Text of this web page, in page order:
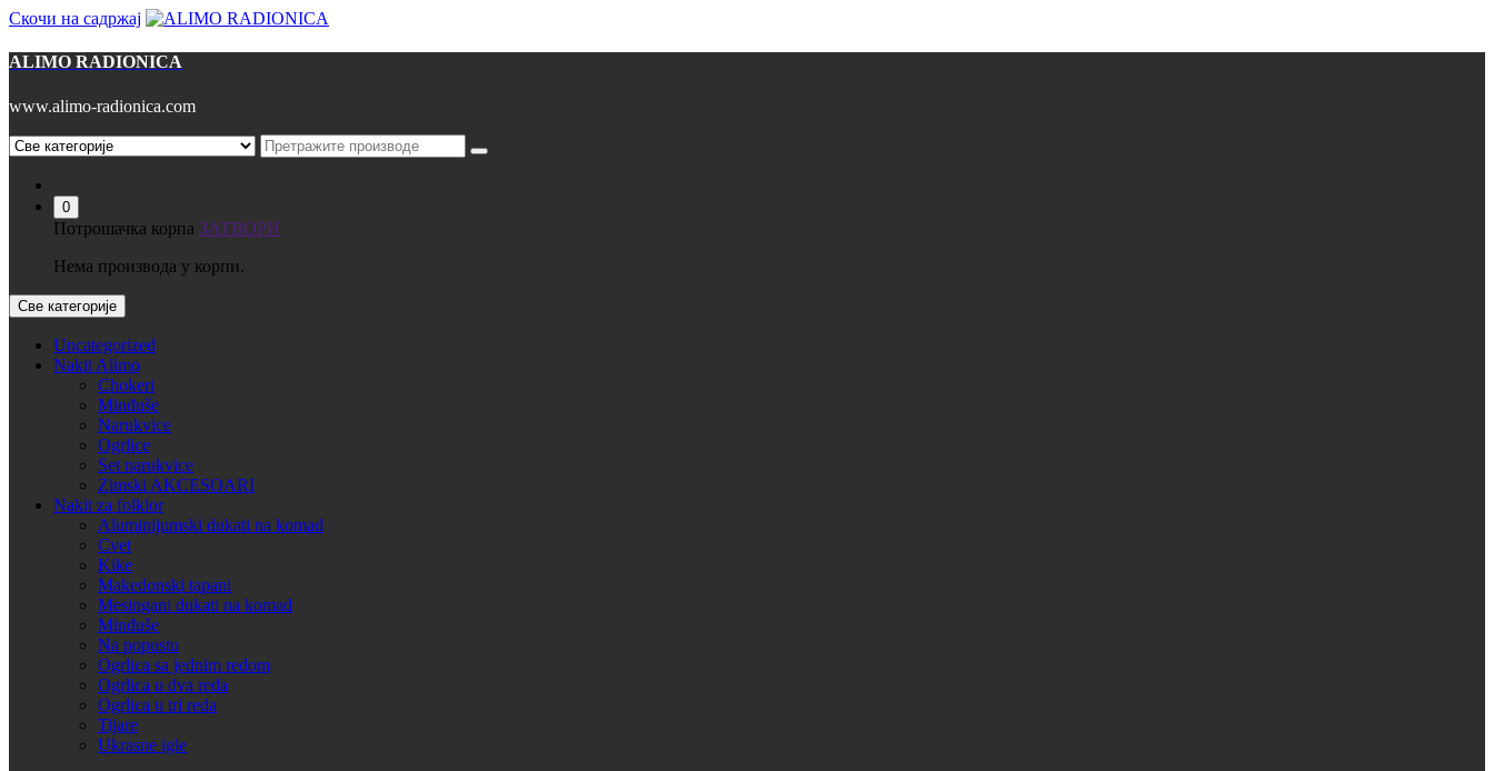
Скочи на садржај
ALIMO RADIONICA
www.alimo-radionica.com
0
Потрошачка корпа ЗАТВОРИ
Нема производа у корпи.
Све категорије
Uncategorized
Nakit Alimo
Chokeri
Minđuše
Narukvice
Ogrlice
Set narukvice
Zimski AKCESOARI
Nakit za folklor
Aluminijumski dukati na komad
Cvet
Kike
Makedonski tapani
Mesingani dukati na komad
Minđuše
Na popustu
Ogrlica sa jednim redom
Ogrlica u dva reda
Ogrlica u tri reda
Tijare
Ukrasne igle